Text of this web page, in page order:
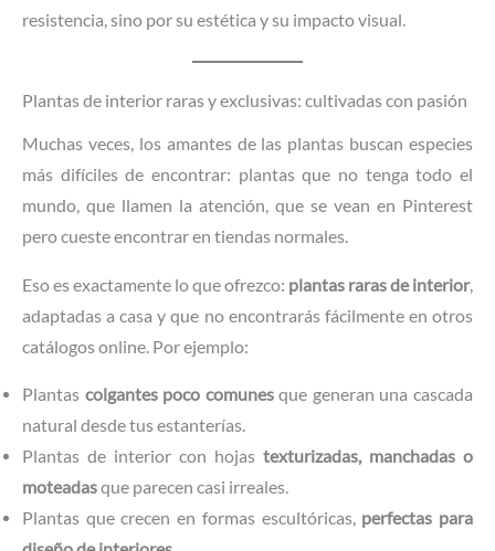
resistencia, sino por su estética y su impacto visual.
Plantas de interior raras y exclusivas: cultivadas con pasión
Muchas veces, los amantes de las plantas buscan especies
más difíciles de encontrar: plantas que no tenga todo el
mundo, que llamen la atención, que se vean en Pinterest
pero cueste encontrar en tiendas normales.
Eso es exactamente lo que ofrezco: plantas raras de interior,
adaptadas a casa y que no encontrarás fácilmente en otros
catálogos online. Por ejemplo:
Plantas colgantes poco comunesque generan una cascada
natural desde tus estanterías.
Plantas de interior con hojas texturizadas, manchadas o
moteadasque parecen casi irreales.
Plantas que crecen en formas escultóricas, perfectas para